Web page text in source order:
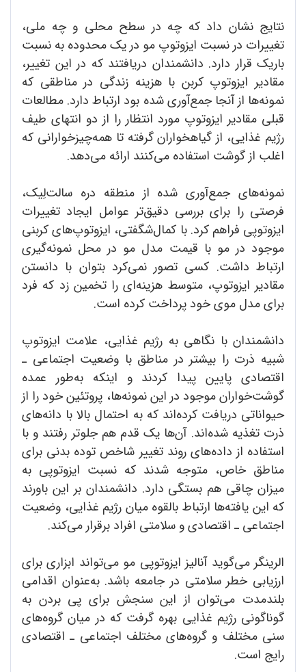
نتایج نشان‌ داد که چه در سطح محلی و چه ملی،
تغییرات در نسبت ایزوتوپ مو در یک محدوده به نسبت
باریک قرار دارد. دانشمندان دریافتند که در این تغییر،
مقادیر ایزوتوپ کربن با هزینه زندگی در مناطقی که
نمونه‌ها از آنجا جمع‌آوری شده بود ارتباط دارد. مطالعات
قبلی مقادیر ایزوتوپ مورد انتظار را از دو انتهای طیف
رژیم غذایی، از گیاهخواران گرفته تا همه‌چیزخوارانی که
اغلب از گوشت استفاده می‌کنند ارائه می‌دهد.
نمونه‌های جمع‌آوری شده از منطقه دره سالت‌لِیک،
فرصتی را برای بررسی دقیق‌تر عوامل ایجاد تغییرات
ایزوتوپی فراهم کرد. با کمال‌شگفتی، ایزوتوپ‌های کربنی
موجود در مو با قیمت مدل مو در محل نمونه‌گیری
ارتباط داشت. کسی تصور نمی‌کرد بتوان با دانستن
مقادیر ایزوتوپ، متوسط هزینه‌ای را تخمین زد که فرد
برای مدل موی خود پرداخت کرده است.
دانشمندان با نگاهی به رژیم غذایی، علامت ایزوتوپ
شبیه ذرت را بیشتر در مناطق با وضعیت اجتماعی ـ
اقتصادی پایین پیدا کردند و اینکه به‌طور ‌عمده
گوشت‌خواران موجود در این نمونه‌ها، پروتئین خود را از
حیواناتی دریافت کرده‌اند که به احتمال بالا با دانه‌های
ذرت تغذیه شده‌اند. آن‌ها یک قدم هم جلوتر رفتند و با
استفاده از داده‌های روند تغییر شاخص توده بدنی برای
مناطق خاص، متوجه شدند که نسبت ایزوتوپی به
میزان چاقی هم بستگی دارد. دانشمندان بر این باورند
که این یافته‌ها ارتباط بالقوه میان رژیم غذایی، وضعیت
اجتماعی ـ اقتصادی و سلامتی افراد برقرار می‌کند.
الرینگر می‌گوید آنالیز ایزوتوپی مو می‌تواند ابزاری برای
ارزیابی خطر سلامتی در جامعه باشد. به‌عنوان اقدامی
بلندمدت می‌توان از این سنجش برای پی بردن به
گوناگونی رژیم غذایی بهره گرفت که در میان گروه‌های
سنی مختلف و گروه‌های مختلف اجتماعی ـ ‌اقتصادی
رایج است.